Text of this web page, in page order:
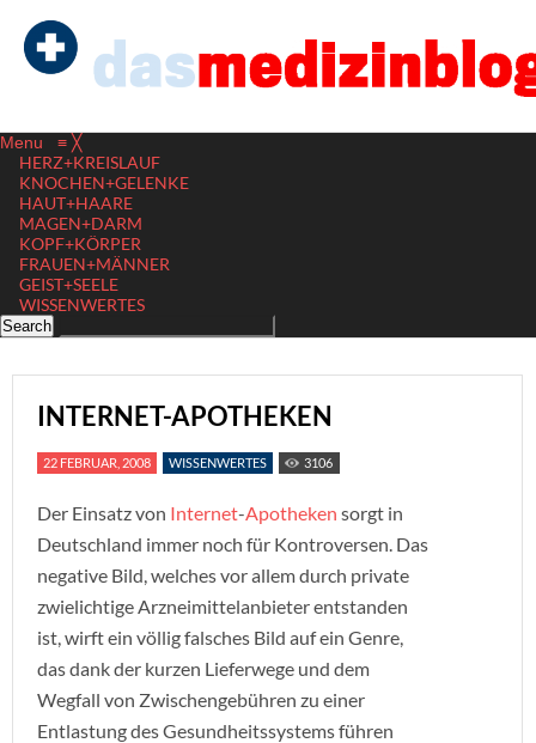
Menu ≡ ╳
HERZ+KREISLAUF
KNOCHEN+GELENKE
HAUT+HAARE
MAGEN+DARM
KOPF+KÖRPER
FRAUEN+MÄNNER
GEIST+SEELE
WISSENWERTES
INTERNET-APOTHEKEN
22 FEBRUAR, 2008 WISSENWERTES 3106
Der Einsatz von Internet-Apotheken sorgt in
Deutschland immer noch für Kontroversen. Das
negative Bild, welches vor allem durch private
zwielichtige Arzneimittelanbieter entstanden
ist, wirft ein völlig falsches Bild auf ein Genre,
das dank der kurzen Lieferwege und dem
Wegfall von Zwischengebühren zu einer
Entlastung des Gesundheitssystems führen